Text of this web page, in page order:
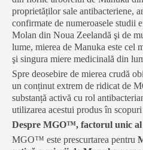
proprietăților sale antibacteriene,
confirmate de numeroasele studii
Molan din Noua Zeelandă şi de
lume, mierea de Manuka este cel
şi singura miere medicinală din
Spre deosebire de mierea crudă
un conținut extrem de ridicat de
substanță activă cu rol
utilizarea acestui produs în
Despre MGO™, factorul unic
MGO™ este prescurtarea pentru